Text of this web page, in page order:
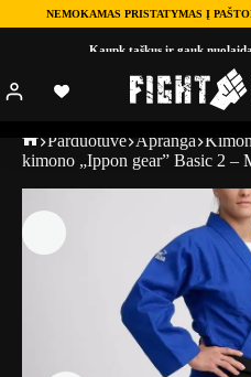
NEMOKAMAS PRISTATYMAS Į
Kaupk taškus ir gauk
Parduotuve Apranga
kimono „Ippon gear” Basic 2 –